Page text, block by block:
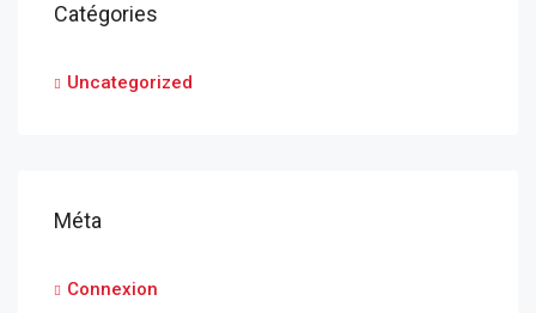
Catégories
Uncategorized
Méta
Connexion